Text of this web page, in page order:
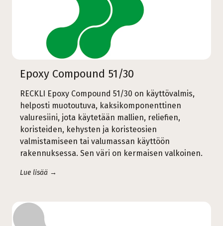
Epoxy Compound 51/30
RECKLI Epoxy Compound 51/30 on käyttövalmis,
helposti muotoutuva, kaksikomponenttinen
valuresiini, jota käytetään mallien, reliefien,
koristeiden, kehysten ja koristeosien
valmistamiseen tai valumassan käyttöön
rakennuksessa. Sen väri on kermaisen valkoinen.
Lue lisää →